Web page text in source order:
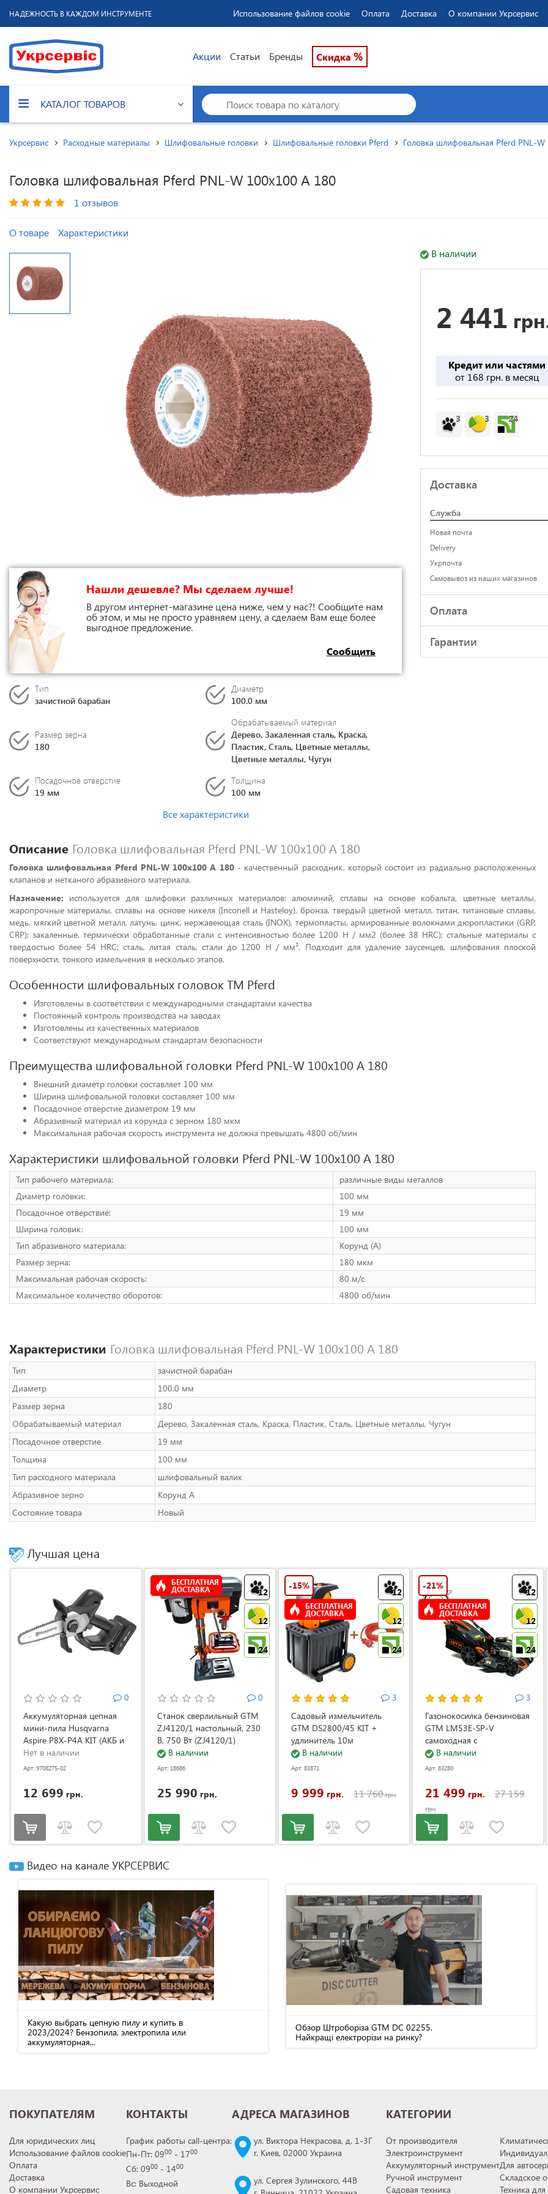
НАДЕЖНОСТЬ В КАЖДОМ ИНСТРУМЕНТЕ Использование файлов cookie Оплата Доставка О компании Укрсервис
Акции Статьи Бренды Скидка %
КАТАЛОГ ТОВАРОВ
Укрсервис Расходные материалы Шлифовальные головки Шлифовальные головки Pferd Головка шлифовальная Pferd PNL-
Головка шлифовальная Pferd PNL-W 100х100 A 180
1 отзывов
О товаре Характеристики
Нашли дешевле? Мы сделаем лучше!
В другом интернет-магазине цена ниже, чем у нас?! Сообщите нам
об этом, и мы не просто уравняем цену, а сделаем Вам еще более
выгодное предложение.
Сообщить
Тип
зачистной барабан
Диаметр
100.0 мм
Размер зерна
180
Обрабатываемый материал
Дерево, Закаленная сталь, Краска,
Пластик, Сталь, Цветные металлы,
Цветные металлы, Чугун
Посадочное отверстие
19 мм
Толщина
100 мм
Все характеристики
В наличии
2 441
Кредит или частями
от 168 грн. в месяц
3 3 24
Доставка
Служба
Новая почта
Delivery
Укрпочта
Самовывоз из наших магазинов
Оплата
Гарантии
Описание Головка шлифовальная Pferd PNL-W 100х100 A 180
Головка шлифовальная Pferd PNL-W 100х100 A 180- качественный расходник, который состоит из радиально расположенных
клапанов и нетканого абразивного материала.
Назначение: используется для шлифовки различных материалов: алюминий, сплавы на основе кобальта, цветные металлы,
жаропрочные материалы, сплавы на основе никеля (Inconell и Hasteloy), бронза, твердый цветной металл, титан, титановые сплавы,
медь, мягкий цветной металл, латунь, цинк, нержавеющая сталь (INOX), термопласты, армированные волокнами дюропластики (GRP,
CRP); закаленные, термически обработанные стали с интенсивностью более 1200 Н / мм2 (более 38 HRC); стальные материалы с
твердостью более 54 HRC; сталь, литая сталь, стали до 1200 Н / мм². Подходит для удаление заусенцев, шлифования плоской
поверхности, тонкого измельчения в несколько этапов.
Особенности шлифовальных головок ТМ Pferd
Изготовлены в соответствии с международными стандартами качества
Постоянный контроль производства на заводах
Изготовлены из качественных материалов
Соответствуют международным стандартам безопасности
Преимущества шлифовальной головки Pferd PNL-W 100х100 A 180
Внешний диаметр головки составляет 100 мм
Ширина шлифовальной головки составляет 100 мм
Посадочное отверстие диаметром 19 мм
Абразивный материал из корунда с зерном 180 мкм
Максимальная рабочая скорость инструмента не должна превышать 4800 об/мин
Характеристики шлифовальной головки Pferd PNL-W 100х100 A 180
Тип рабочего материала:
различные виды металлов
Диаметр головки:
100 мм
Посадочное отверствие:
19 мм
Ширина головик:
100 мм
Тип абразивного материала:
Корунд (А)
Размер зерна:
180 мкм
Максимальная рабочая скорость:
80 м/с
Максимальное количество оборотов:
4800 об/мин
Характеристики Головка шлифовальная Pferd PNL-W 100х100 A 180
Тип
зачистной барабан
Диаметр
100.0 мм
Размер зерна
180
Обрабатываемый материал
Дерево, Закаленная сталь, Краска, Пластик, Сталь, Цветные металлы, Чугун
Посадочное отверстие
19 мм
Толщина
100 мм
Тип расходного материала
шлифовальный валик
Абразивное зерно
Корунд A
Состояние товара
Новый
Лучшая цена
0
Аккумуляторная цепная
мини-пила Husqvarna
Aspire P8X-P4A KIT (АКБ и
ЗУ) (9708275-02)
Нет в наличии
Арт: 9708275-02
12 699 грн.
12
12
24
БЕСПЛАТНАЯ
ДОСТАВКА
0
Станок сверлильный GTM
ZJ4120/1 настольный, 230
В, 750 Вт (ZJ4120/1)
В наличии
Арт: 18686
25 990 грн.
12
12
24
-15%
БЕСПЛАТНАЯ
ДОСТАВКА
3
Садовый измельчитель
GTM DS2800/45 KIT +
удлинитель 10м
(DS2800/45_KIT+ext.cord)
В наличии
Арт: 83871
9 999 грн. 11 760грн.
12
12
24
-21%
БЕСПЛАТНАЯ
ДОСТАВКА
3
Газонокосилка бензиновая
GTM LM53E-SP-V
самоходная с
электростартером и
регулировкой скорости
В наличии
Арт: 83280
21 499 грн. 27 159
грн.
Видео на канале УКРСЕРВИС
Какую выбрать цепную пилу и купить в
2023/2024? Бензопила, электропила или
аккумуляторная...
Обзор Штроборіза GTM DC 02255.
Найкращі електрорізи на ринку?
ПОКУПАТЕЛЯМ
Для юридических лиц
Использование файлов cookie
Оплата
Доставка
О компании Укрсервис
КОНТАКТЫ
График работы call-центра:
Пн-Пт: 0900 - 1700
Сб: 0900 - 1400
Вс: Выходной
АДРЕСА МАГАЗИНОВ
ул. Виктора Некрасова, д. 1-3Г
г. Киев, 02000 Украина
ул. Сергея Зулинского, 44В
КАТЕГОРИИ
От производителя
Электроинструмент
Аккумуляторный инструмент
Ручной инструмент
Садовая техника
Для
Складское
Техника